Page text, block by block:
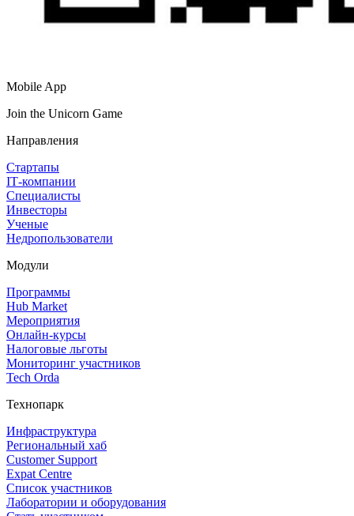
Mobile App
Join the Unicorn Game
Направления
Стартапы
IT‑компании
Специалисты
Инвесторы
Ученые
Недропользователи
Модули
Программы
Hub Market
Мероприятия
Онлайн‑курсы
Налоговые льготы
Мониторинг участников
Tech Orda
Технопарк
Инфраструктура
Региональный хаб
Customer Support
Expat Centre
Список участников
Лаборатории и оборудования